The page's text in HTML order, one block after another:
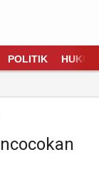
POLITIK HUKUM